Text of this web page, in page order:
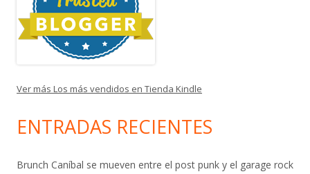
Ver más Los más vendidos en Tienda Kindle
ENTRADAS RECIENTES
Brunch Caníbal se mueven entre el post punk y el garage rock